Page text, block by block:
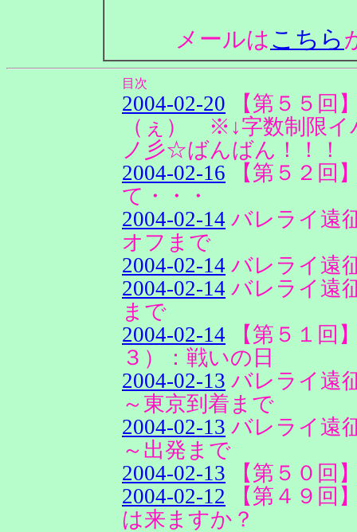
メールはこちら
目次
2004-02-20 【第５５回
（ぇ） ※↓字数制限イ
ノ彡☆ばんばん！！！
2004-02-16 【第５２回
て・・・
2004-02-14 バレライ遠
オフまで
2004-02-14 バレライ遠
2004-02-14 バレライ遠
まで
2004-02-14 【第５１回
３）：戦いの日
2004-02-13 バレライ遠
～東京到着まで
2004-02-13 バレライ遠
～出発まで
2004-02-13 【第５０回
2004-02-12 【第４９回
は来ますか？